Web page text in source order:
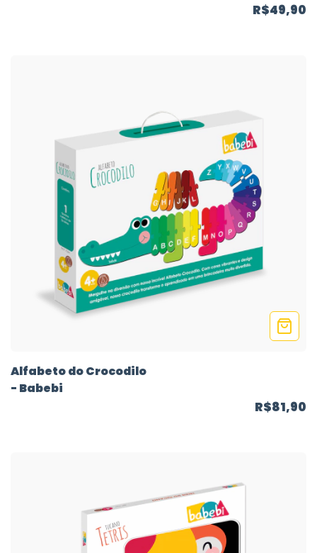
R$49,90
Alfabeto do Crocodilo
- Babebi
R$81,90